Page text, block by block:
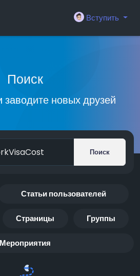
Вступить
Поиск
заводите новых друзей
Поиск
Статьи пользователей
Страницы Группы
Мероприятия